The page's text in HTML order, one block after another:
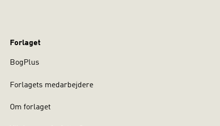
Forlaget
BogPlus
Forlagets medarbejdere
Om forlaget